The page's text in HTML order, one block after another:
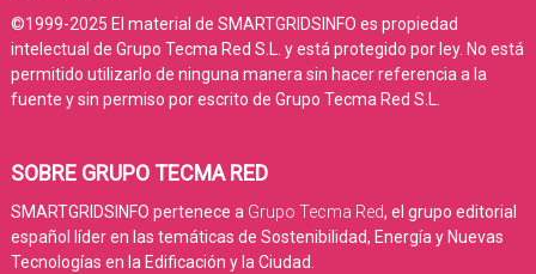
©1999-2025 El material de SMARTGRIDSINFO es propiedad
intelectual de Grupo Tecma Red S.L. y está protegido por ley. No está
permitido utilizarlo de ninguna manera sin hacer referencia a la
fuente y sin permiso por escrito de Grupo Tecma Red S.L.
SOBRE GRUPO TECMA RED
SMARTGRIDSINFO pertenece a Grupo Tecma Red, el grupo editorial
español líder en las temáticas de Sostenibilidad, Energía y Nuevas
Tecnologías en la Edificación y la Ciudad.